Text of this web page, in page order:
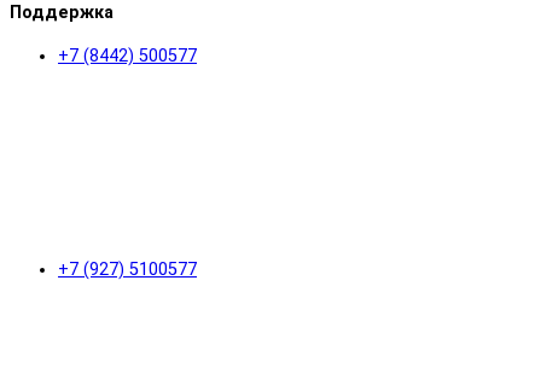
Поддержка
+7 (8442) 500577
+7 (927) 5100577